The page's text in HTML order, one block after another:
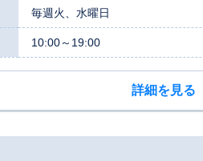
毎週火、水曜日
10:00～19:00
詳細を見る